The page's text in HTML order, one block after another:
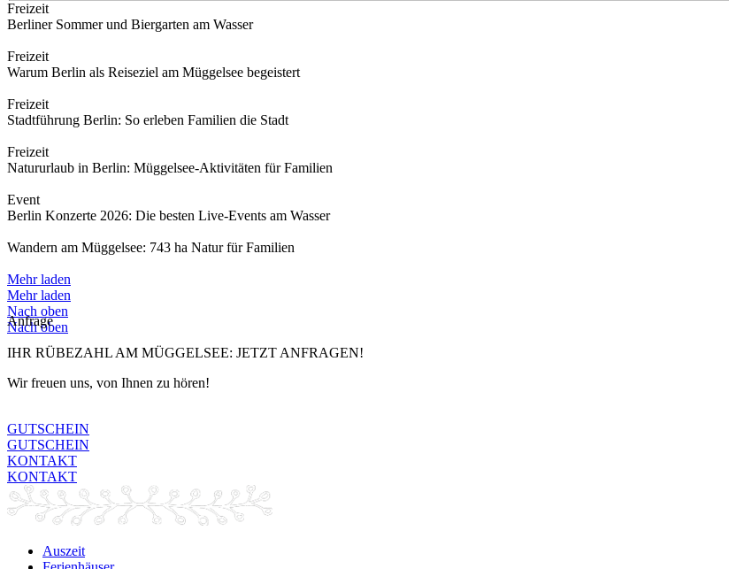
Freizeit
Berliner Sommer und Biergarten am Wasser
Freizeit
Warum Berlin als Reiseziel am Müggelsee begeistert
Freizeit
Stadtführung Berlin: So erleben Familien die Stadt
Freizeit
Natururlaub in Berlin: Müggelsee-Aktivitäten für Familien
Event
Berlin Konzerte 2026: Die besten Live-Events am Wasser
Wandern am Müggelsee: 743 ha Natur für Familien
Mehr laden
Mehr laden
Nach oben
Nach oben
Anfrage
IHR RÜBEZAHL AM MÜGGELSEE: JETZT ANFRAGEN!
Wir freuen uns, von Ihnen zu hören!
GUTSCHEIN
GUTSCHEIN
KONTAKT
KONTAKT
Auszeit